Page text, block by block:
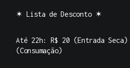
✶ Lista de Desconto ✶
Até 22h: R$ 20 (Entrada Seca)
(Consumação)